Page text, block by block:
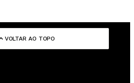
VOLTAR AO TOPO